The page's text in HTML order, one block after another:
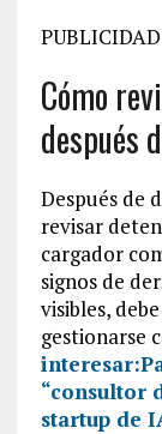
PUBLICIDAD
Cómo
después
Después de
revisar
cargador
signos de
visibles,
gestionarse
interesar:
“consultor
startup de